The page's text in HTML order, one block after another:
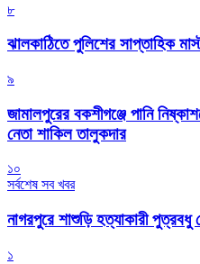
৮
‎ঝালকাঠিতে পুলিশের সাপ্তাহিক
৯
জামালপুরের বকশীগঞ্জে পানি
নেতা শাকিল তালুকদার
১০
সর্বশেষ সব খবর
নাগরপুরে শাশুড়ি হত্যাকারী পুত্রবধু
১